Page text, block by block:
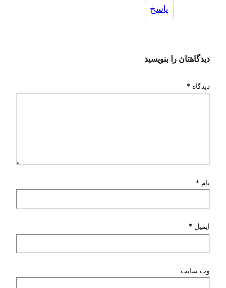
پاسخ
دیدگاهتان را بنویسید
دیدگاه *
نام *
ایمیل *
وب‌ سایت